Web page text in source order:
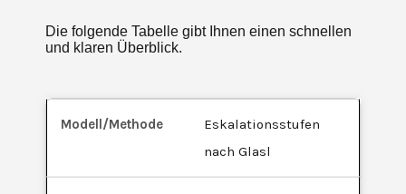
Die folgende Tabelle gibt Ihnen einen schnellen
und klaren Überblick.
Eskalationsstufen
nach Glasl